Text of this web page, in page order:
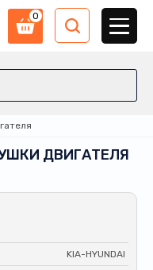
0
ДВИГАТЕЛЯ
KIA-HYUNDAI